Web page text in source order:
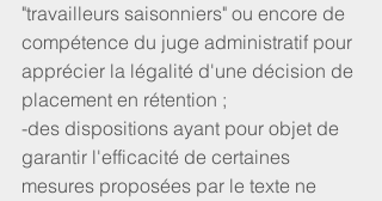
"travailleurs saisonniers" ou encore de
compétence du juge administratif pour
apprécier la légalité d'une décision de
placement en rétention ;
-des dispositions ayant pour objet de
garantir l'efficacité de certaines
mesures proposées par le texte ne